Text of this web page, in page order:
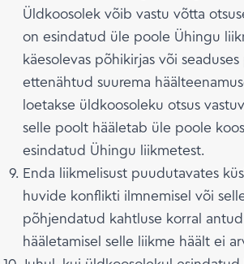
Üldkoosolek võib vastu võtta
on esindatud üle poole Ühingu
käesolevas põhikirjas või seaduses
ettenähtud suurema
loetakse üldkoosoleku otsus
selle poolt hääletab üle poole
esindatud Ühingu liikmetest.
Enda liikmelisust puudutavates
huvide konflikti ilmnemisel või
põhjendatud kahtluse korral antud
hääletamisel selle liikme häält ei